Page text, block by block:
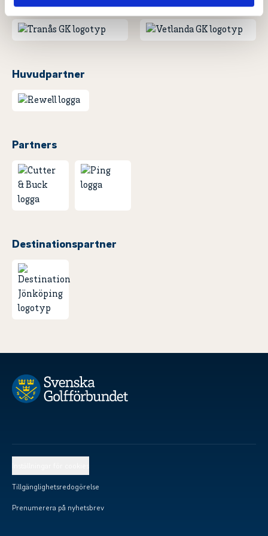
Huvudpartner
Partners
Destinationspartner
Tillgänglighetsredogörelse
Prenumerera på nyhetsbrev